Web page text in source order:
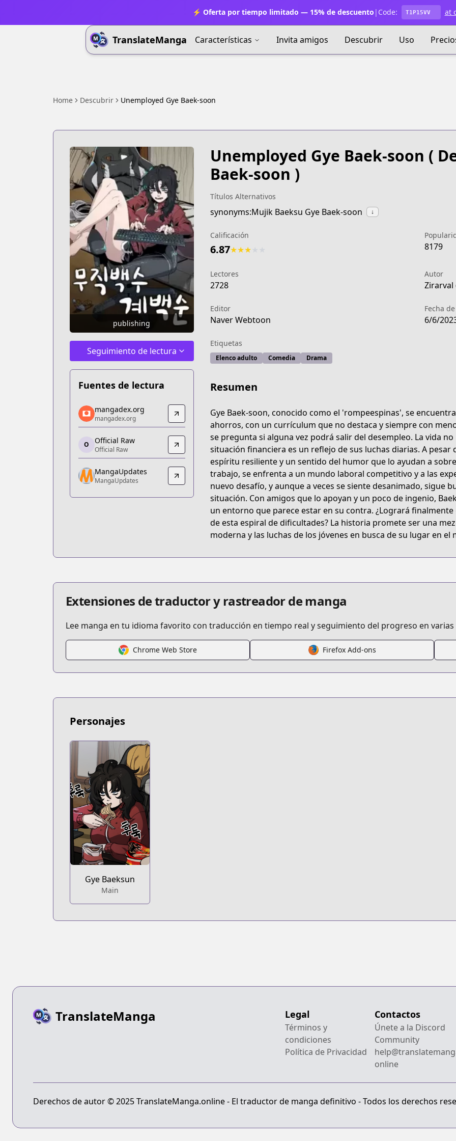
⚡ Oferta por tiempo limitado — 15% de descuento | Code: T1P15VV at
TranslateManga Características Invita amigos Descubrir Uso
Home Descubrir Unemployed Gye Baek-soon
publishing
Seguimiento de lectura
Fuentes de lectura
mangadex.org
mangadex.org
https://mangadex.org/title/8685b705-d626-44a0-b449-2ccd5ae5959d
Official Raw
Official Raw
https://comic.naver.com/webtoon/list?titleId=811721&week=wed
MangaUpdates
https://www.mangaupdates.com/series.html?id=1dob97a
mangadex.org
mangadex.org
O Official Raw
Official Raw
MangaUpdates
MangaUpdates
Unemployed Gye Baek-soon (
Baek-soon )
Títulos Alternativos
synonyms:Mujik Baeksu Gye Baek-soon ↓
Calificación
6.87★★★ 8179
Lectores
2728
Autor
Zirarval
Editor
Naver Webtoon
Fecha
6/6/
Etiquetas
Elenco adulto Comedia Drama
Resumen
Gye Baek-soon, conocido como el 'rompeespinas', se
ahorros, con un currículum que no destaca y siempre con
se pregunta si alguna vez podrá salir del desempleo. La vida
situación financiera es un reflejo de sus luchas diarias. A pesar
espíritu resiliente y un sentido del humor que lo ayudan a
trabajo, se enfrenta a un mundo laboral competitivo y a las
nuevo desafío, y aunque a veces se siente desanimado, sigue
situación. Con amigos que lo apoyan y un poco de ingenio,
un entorno que parece estar en su contra. ¿Logrará
de esta espiral de dificultades? La historia promete ser una
moderna y las luchas de los jóvenes en busca de su lugar en el
Extensiones de traductor y rastreador de manga
Lee manga en tu idioma favorito con traducción en tiempo real y seguimiento del progreso en
Chrome Web Store Firefox Add-ons
Personajes
Gye Baeksun
Main
TranslateManga Legal
Términos y
condiciones
Política de Privacidad
Contactos
Únete a la Discord
Community
online
Derechos de autor © 2025 TranslateManga.online - El traductor de manga definitivo - Todos los derechos